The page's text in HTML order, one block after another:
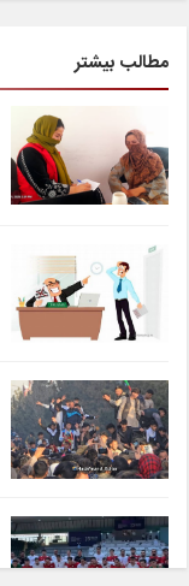
مطالب بیشتر